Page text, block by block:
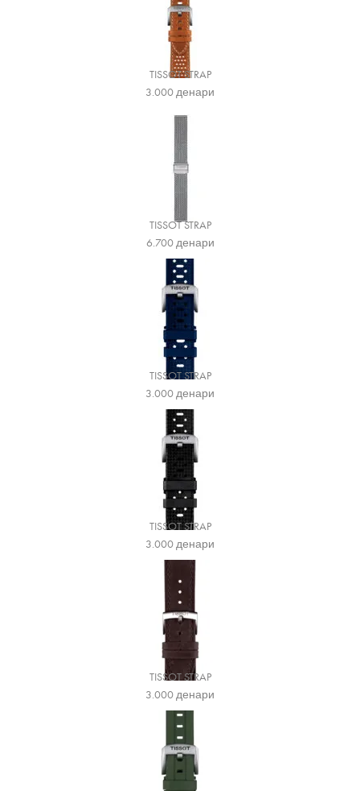
TISSOT STRAP
3.000денари
TISSOT STRAP
6.700денари
TISSOT STRAP
3.000денари
TISSOT STRAP
3.000денари
TISSOT STRAP
3.000денари